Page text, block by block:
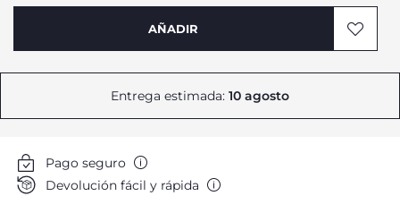
AÑADIR
Entrega estimada: 10 agosto
Pago seguro
Devolución fácil y rápida